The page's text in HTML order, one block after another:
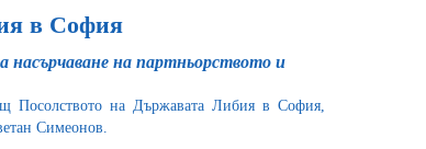
в София
на партньорството и
Посолството на Държавата Либия в София,
Симеонов.